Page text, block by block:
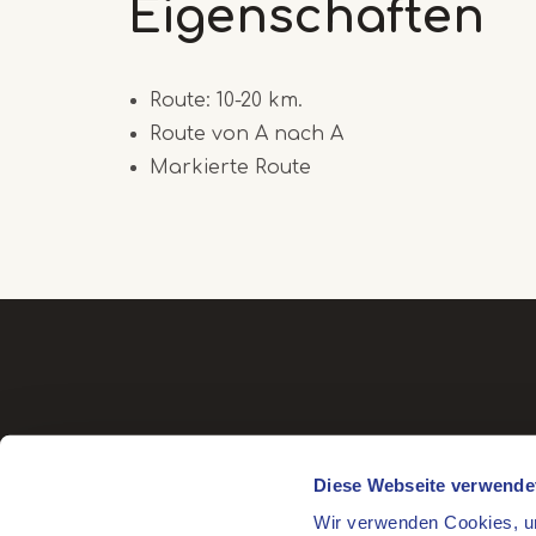
Diese Webseite
Wir verwenden Cookies,
Eigenschaften
Route: 10-20 km.
Route von A nach A
Markierte Route